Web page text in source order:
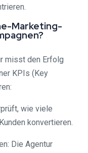
Marketing-
misst den Erfolg
KPIs (Key
wie viele
konvertieren.
Die Agentur